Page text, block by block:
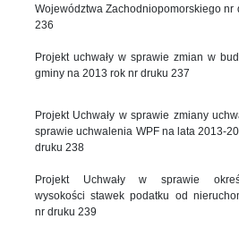
Województwa Zachodniopomorskiego nr
236
Projekt uchwały w sprawie zmian w
gminy na 2013 rok nr druku 237
Projekt Uchwały w sprawie zmiany
sprawie uchwalenia WPF na lata 2013-
druku 238
Projekt Uchwały w sprawie
wysokości stawek podatku od
nr druku 239